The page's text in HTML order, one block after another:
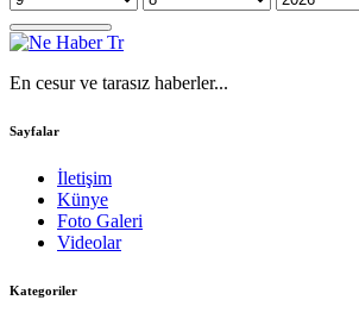
En cesur ve tarasız haberler...
Sayfalar
İletişim
Künye
Foto Galeri
Videolar
Kategoriler